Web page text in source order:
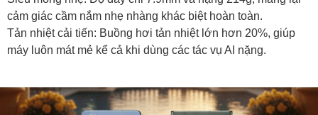
cảm giác cầm nắm nhẹ nhàng khác biệt hoàn toàn.
Tản nhiệt cải tiến: Buồng hơi tản nhiệt lớn hơn 20%, giúp
máy luôn mát mẻ kể cả khi dùng các tác vụ AI nặng.